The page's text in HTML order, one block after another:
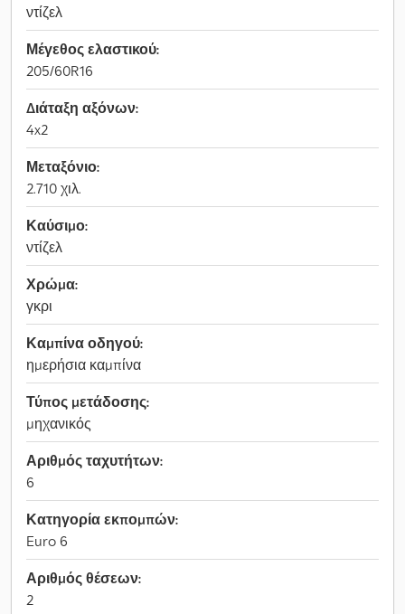
ντίζελ
Μέγεθος ελαστικού:
205/60R16
Διάταξη αξόνων:
4x2
Μεταξόνιο:
2.710 χιλ.
Καύσιμο:
ντίζελ
Χρώμα:
γκρι
Καμπίνα οδηγού:
ημερήσια καμπίνα
Τύπος μετάδοσης:
μηχανικός
Αριθμός ταχυτήτων:
6
Κατηγορία εκπομπών:
Euro 6
Αριθμός θέσεων:
2